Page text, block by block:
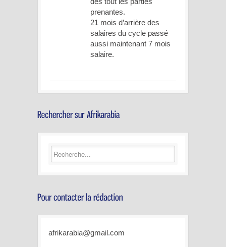
prenantes.
21 mois d’arrière des
salaires du cycle passé
aussi maintenant 7 mois
salaire.
afrikarabia@gmail.com